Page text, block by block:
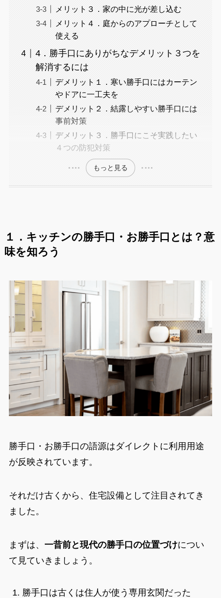
メリット３．家の中に光が差し込む
メリット４．庭からのアプローチとして
使える
4．勝手口にありがちなデメリット３つを
解消するには
デメリット１．寒い勝手口にはカーテン
やドアに一工夫を
デメリット２．結露しやすい勝手口には
事前対策
デメリット３．勝手口にこそ実践したい
４つの防犯対策
もっと見る
１．キッチンの勝手口・お勝手口とは？意
味を知ろう
勝手口・お勝手口の語源はダイレクトに利用用途
が反映されています。
それだけ古くから、住宅設備として注目されてき
ました。
まずは、 一昔前と現代の勝手口の位置づけについ
て見ていきましょう。
勝手口は古くは住人が使う専用玄関だった